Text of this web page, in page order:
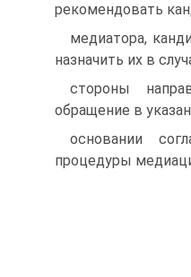
рекомендовать
медиатора,
назначить их в
стороны
обращение в
основании
процедуры